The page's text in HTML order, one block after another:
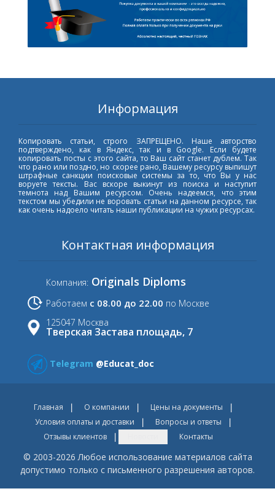
Информация
Копировать статьи, строго ЗАПРЕЩЕНО. Наше авторство
подтверждено, как в Яндекс, так и в Google. Если будете
копировать посты с этого сайта, то Ваш сайт станет дублем. Так
что рано или поздно, но скорее рано, Вашему ресурсу выпишут
штрафные санкции поисковые системы за то, что Вы у нас
воруете тексты. Вас вскоре выкинут из поиска и наступит
темнота над Вашим ресурсом. Очень надеемся, что этим
текстом мы убедили не воровать статьи на данном ресурсе, так
как очень надоело читать наши публикации на чужих ресурсах.
Контактная информация
Компания: Originals Diploms
Работаем с 08.00 до 22.00 по Москве
125047 Москва
Тверская Застава площадь, 7
Telegram @Educat_doc
Главная О компании
Цены на документы
Условия оплаты и доставки
Вопросы и ответы
Отзывы клиентов
Контакты
© 2003-2026 Любое использование материалов сайта
допустимо только с письменного разрешения авторов.